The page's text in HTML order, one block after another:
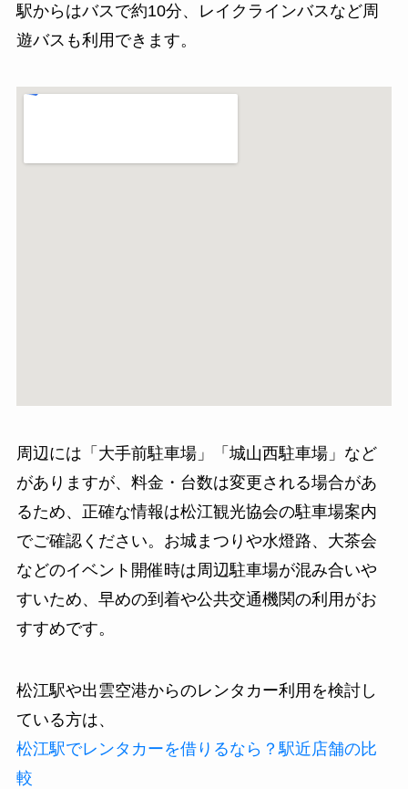
駅からはバスで約10分、レイクラインバスなど周
遊バスも利用できます。
周辺には「大手前駐車場」「城山西駐車場」など
がありますが、料金・台数は変更される場合があ
るため、正確な情報は松江観光協会の駐車場案内
でご確認ください。お城まつりや水燈路、大茶会
などのイベント開催時は周辺駐車場が混み合いや
すいため、早めの到着や公共交通機関の利用がお
すすめです。
松江駅や出雲空港からのレンタカー利用を検討し
ている方は、
松江駅でレンタカーを借りるなら？駅近店舗の比
較